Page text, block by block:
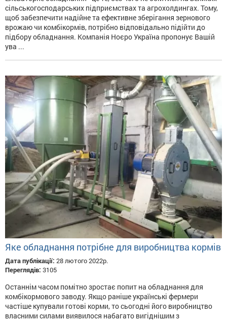
сільськогосподарських підприємствах та агрохолдингах. Тому,
щоб забезпечити надійне та ефективне зберігання зернового
врожаю чи комбікормів, потрібно відповідально підійти до
підбору обладнання. Компанія Ноєро Україна пропонує Вашій
ува ...
Яке обладнання потрібне для виробництва кормів
Дата публікації: 28 лютого 2022р.
Переглядів: 3105
Останнім часом помітно зростає попит на обладнання для
комбікормового заводу. Якщо раніше українські фермери
частіше купували готові корми, то сьогодні його виробництво
власними силами виявилося набагато вигіднішим з